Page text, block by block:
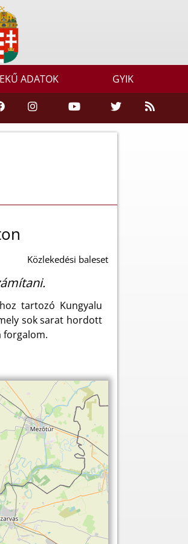
ADATOK GYIK
Közlekedési baleset
tartozó Kungyalu
sok sarat hordott
forgalom.